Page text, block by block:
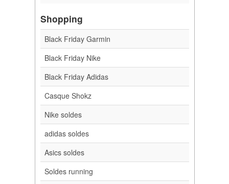
Shopping
Black Friday Garmin
Black Friday Nike
Black Friday Adidas
Casque Shokz
Nike soldes
adidas soldes
Asics soldes
Soldes running